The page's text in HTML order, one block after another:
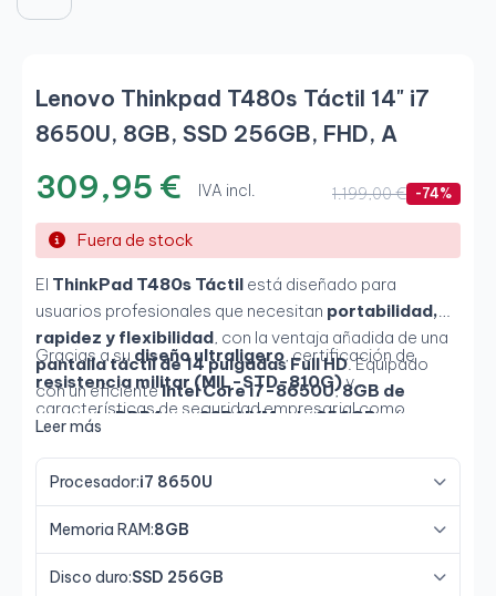
Lenovo Thinkpad T480s Táctil 14" i7
8650U, 8GB, SSD 256GB, FHD, A
309,95 € IVA incl. 1.199,00 € -74%
Fuera de stock
El ThinkPad T480s Táctil está diseñado para
usuarios profesionales que necesitan portabilidad,
rapidez y flexibilidad, con la ventaja añadida de una
pantalla táctil de 14 pulgadas Full HD. Equipado
con un eficienteIntel Core i7-8650U,8GB de
memoria DDR4y unSSD NVMe de 256GB, ofrece un
navegación, gestión documental y reuniones en línea.
Gracias a su diseño ultraligero, certificación de
resistencia militar (MIL-STD-810G)y
características de seguridad empresarial como
lector de huellas
para profesionales que trabajan en movilidad sin
comprometer protección ni funcionalidad.
Leer más
Procesador:i7 8650U
Memoria RAM:8GB
Disco duro:SSD 256GB